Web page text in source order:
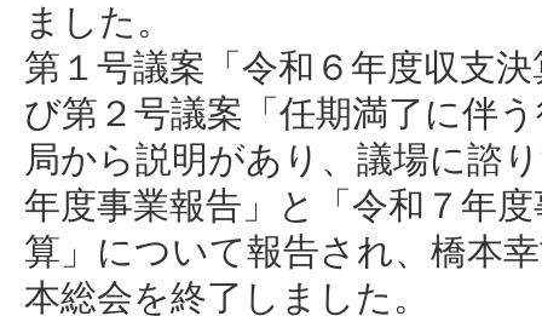
ました。
第１号議案「令和６年度収支
び第２号議案「任期満了に伴
局から説明があり、議場に諮
年度事業報告」と「令和７年
算」について報告され、橋本
本総会を終了しました。